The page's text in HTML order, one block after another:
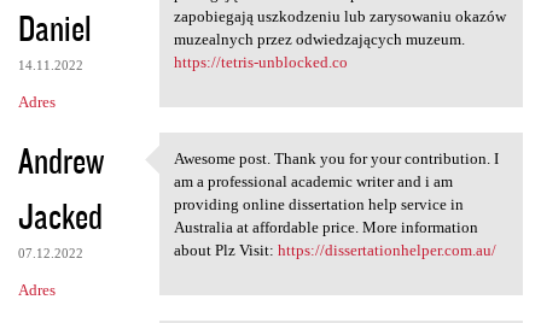
Daniel
14.11.2022
Adres
zapobiegają uszkodzeniu lub zarysowaniu okazów
muzealnych przez odwiedzających muzeum.
https://tetris-unblocked.co
Andrew
Jacked
07.12.2022
Adres
Awesome post. Thank you for
Awesome post. Thank you for your contribution. I
am a professional academic writer and i am
providing online dissertation help service in
Australia at affordable price. More information
about Plz Visit: https://dissertationhelper.com.au/